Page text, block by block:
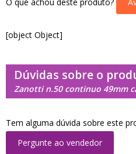
[object Object]
Dúvidas sobre o
Zanotti n.50 continuo 49mm
Tem alguma dúvida sobre este
Pergunte ao vendedor